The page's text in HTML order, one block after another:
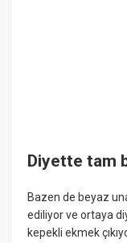
Diyette tam
Bazen de beyaz
ediliyor ve ortaya
kepekli ekmek